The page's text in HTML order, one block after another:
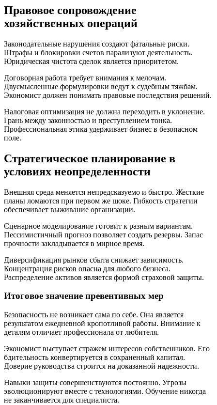
Правовое сопровождение
хозяйственных операций
Законодательные нарушения создают фатальные риски.
Штрафы и блокировки счетов парализуют деятельность.
Юридическая чистота сделок является приоритетом.
Договорная работа требует внимания к мелочам.
Двусмысленные формулировки ведут к судебным тяжбам.
Экономист должен понимать правовые последствия решений.
Налоговая оптимизация не должна переходить в уклонение.
Грань между законностью и преступлением тонка.
Профессиональная этика удерживает бизнес в безопасном
поле.
Стратегическое планирование в
условиях неопределенности
Внешняя среда меняется непредсказуемо и быстро. Жесткие
планы ломаются при первом же шоке. Гибкость стратегии
обеспечивает выживание организации.
Сценарное моделирование готовит к разным вариантам.
Пессимистичный прогноз позволяет создать резервы. Запас
прочности закладывается в мирное время.
Диверсификация рынков сбыта снижает зависимость.
Концентрация рисков опасна для любого бизнеса.
Распределение активов является формой страховой защиты.
Итоговое значение превентивных мер
Безопасность не возникает сама по себе. Она является
результатом ежедневной кропотливой работы. Внимание к
деталям отличает профессионала от любителя.
Экономист выступает стражем интересов собственников. Его
бдительность конвертируется в сохраненный капитал.
Доверие руководства строится на доказанной надежности.
Навыки защиты совершенствуются постоянно. Угрозы
эволюционируют вместе с технологиями. Обучение никогда
не заканчивается для специалиста.